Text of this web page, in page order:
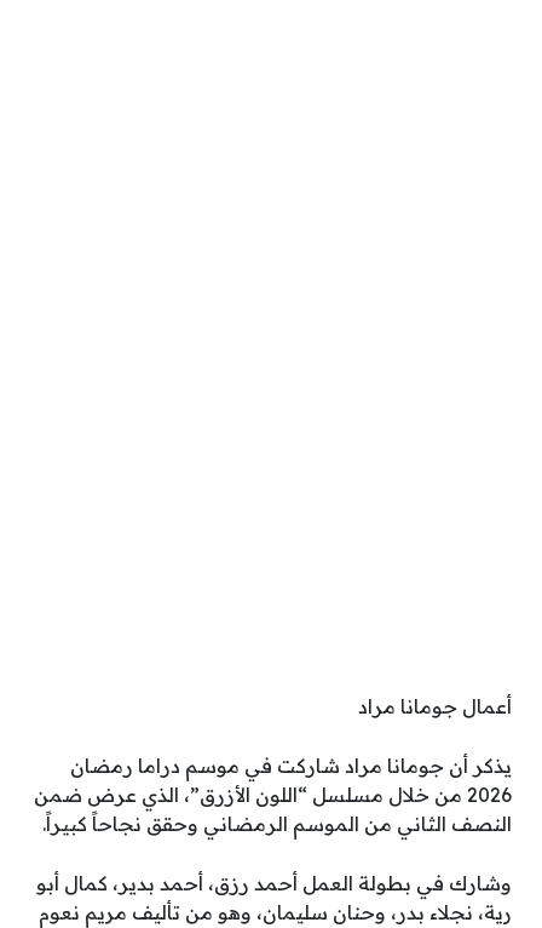
أعمال جومانا مراد
يذكر أن جومانا مراد شاركت في موسم دراما رمضان
2026 من خلال مسلسل “اللون الأزرق”، الذي عرض ضمن
النصف الثاني من الموسم الرمضاني وحقق نجاحاً كبيراً.
وشارك في بطولة العمل أحمد رزق، أحمد بدير، كمال أبو
رية، نجلاء بدر، وحنان سليمان، وهو من تأليف مريم نعوم